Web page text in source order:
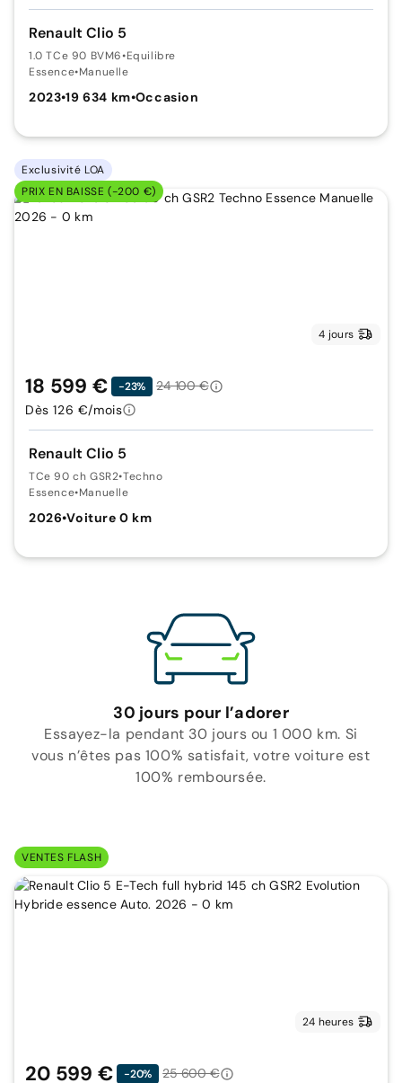
Renault Clio 5
1.0 TCe 90 BVM6•Equilibre
Essence•Manuelle
2023•19 634 km•Occasion
Exclusivité LOA
PRIX EN BAISSE (-200 €)
4 jours
Renault Clio 5
TCe 90 ch GSR2•Techno
Essence•Manuelle
2026•Voiture 0 km
18 599 € -23%
24 100 €
Dès 126 €/mois
30 jours pour l’adorer
Essayez-la pendant 30 jours ou 1 000 km. Si
vous n’êtes pas 100% satisfait, votre voiture est
100% remboursée.
VENTES FLASH
24 heures
20 599 € -20% 25 600 €